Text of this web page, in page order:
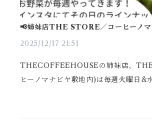
📢姉妹店THE STORE／コーヒーノマ
2025/12/17 21:51
THECOFFEEHOUSEの姉妹店、
ヒーノマナビヤ敷地内)は毎週火曜日&
市の農家さんのお野菜の販売をしてい